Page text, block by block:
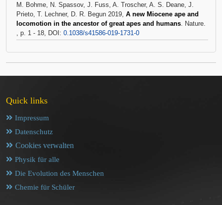
M. Bohme, N. Spassov, J. Fuss, A. Troscher, A. S. Deane, J.
Prieto, T. Lechner, D. R. Begun 2019, A new Miocene ape and
locomotion in the ancestor of great apes and humans. Nature.
, p. 1 - 18, DOI: 0.1038/s41586-019-1731-0
Quick links
Impressum
Datenschutz
Cookies verwalten
Physik für alle
Die Evolution des Menschen
Chemie für Schüler